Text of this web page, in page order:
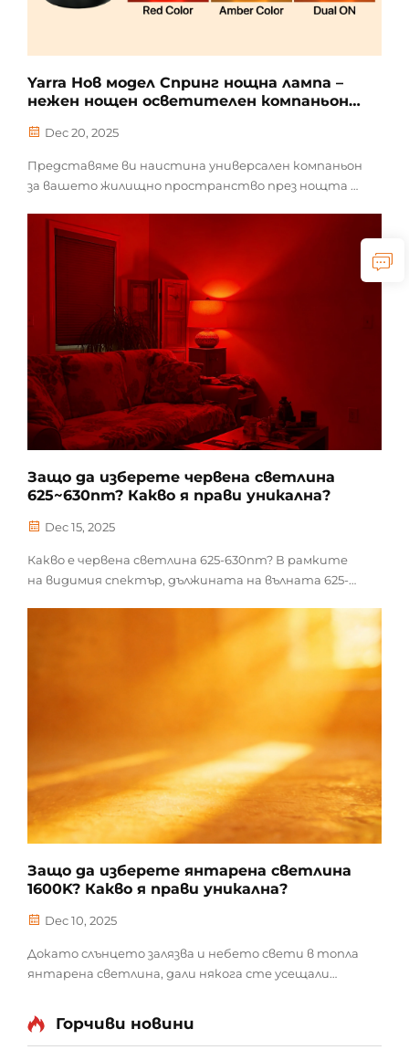
Yarra Нов модел Спринг нощна лампа –
нежен нощен осветителен компаньон
Dec 20, 2025
Представяме ви наистина универсален компаньон
за вашето жилищно пространство през нощта –
малък размер, за да се вписва безпроблемно във
всеки ъгъл на дома ви, тя ви дава свободата да
създавате перфектната светлина за всеки
момент. Изберете...
Защо да изберете червена светлина
625~630nm? Какво я прави уникална?
Dec 15, 2025
Какво е червена светлина 625-630nm? В рамките
на видимия спектър, дължината на вълната 625-
светлина, близо до границата между видимата
Защо да изберете янтарена светлина
1600K? Какво я прави уникална?
Dec 10, 2025
Докато слънцето залязва и небето свети в топла
янтарена светлина, дали някога сте усещали
ежедневното преживяване, което 1600K
янтарената светлина може да внесе в живота ви.
Горчиви новини